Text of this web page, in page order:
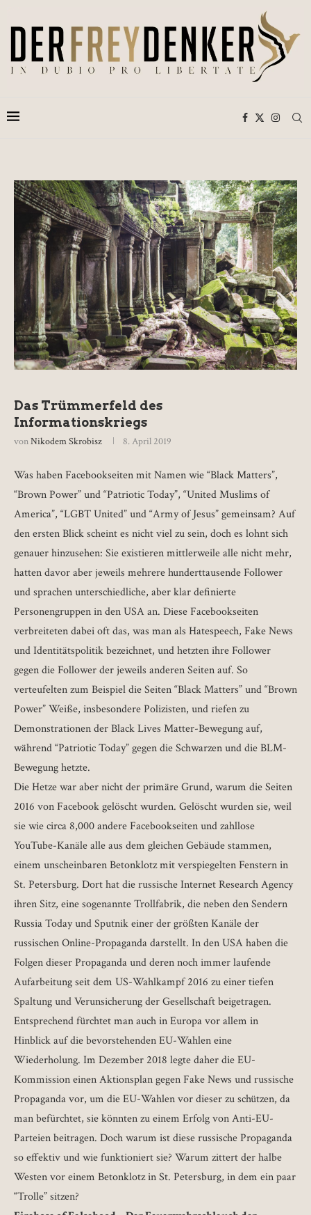
Das Trümmerfeld des
Informationskriegs
vonNikodem Skrobisz 8. April 2019
Was haben Facebookseiten mit Namen wie “Black Matters”,
“Brown Power” und “Patriotic Today”, “United Muslims of
America”, “LGBT United” und “Army of Jesus” gemeinsam? Auf
den ersten Blick scheint es nicht viel zu sein, doch es lohnt sich
genauer hinzusehen: Sie existieren mittlerweile alle nicht mehr,
hatten davor aber jeweils mehrere hunderttausende Follower
und sprachen unterschiedliche, aber klar definierte
Personengruppen in den USA an. Diese Facebookseiten
verbreiteten dabei oft das, was man als Hatespeech, Fake News
und Identitätspolitik bezeichnet, und hetzten ihre Follower
gegen die Follower der jeweils anderen Seiten auf. So
verteufelten zum Beispiel die Seiten “Black Matters” und “Brown
Power” Weiße, insbesondere Polizisten, und riefen zu
Demonstrationen der Black Lives Matter-Bewegung auf,
während “Patriotic Today” gegen die Schwarzen und die BLM-
Bewegung hetzte.
Die Hetze war aber nicht der primäre Grund, warum die Seiten
2016 von Facebook gelöscht wurden. Gelöscht wurden sie, weil
sie wie circa 8,000 andere Facebookseiten und zahllose
YouTube-Kanäle alle aus dem gleichen Gebäude stammen,
einem unscheinbaren Betonklotz mit verspiegelten Fenstern in
St. Petersburg. Dort hat die russische Internet Research Agency
ihren Sitz, eine sogenannte Trollfabrik, die neben den Sendern
Russia Today und Sputnik einer der größten Kanäle der
russischen Online-Propaganda darstellt. In den USA haben die
Folgen dieser Propaganda und deren noch immer laufende
Aufarbeitung seit dem US-Wahlkampf 2016 zu einer tiefen
Spaltung und Verunsicherung der Gesellschaft beigetragen.
Entsprechend fürchtet man auch in Europa vor allem in
Hinblick auf die bevorstehenden EU-Wahlen eine
Wiederholung. Im Dezember 2018 legte daher die EU-
Kommission einen Aktionsplan gegen Fake News und russische
Propaganda vor, um die EU-Wahlen vor dieser zu schützen, da
man befürchtet, sie könnten zu einem Erfolg von Anti-EU-
Parteien beitragen. Doch warum ist diese russische Propaganda
so effektiv und wie funktioniert sie? Warum zittert der halbe
Westen vor einem Betonklotz in St. Petersburg, in dem ein paar
“Trolle” sitzen?